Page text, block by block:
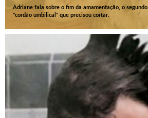
Adriane fala sobre o fim da amamentação, o segundo
"cordão umbilical" que precisou cortar.